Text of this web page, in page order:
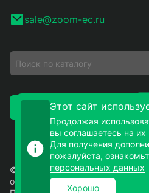
sale@zoom-ec.ru
Заказать звонок
© 2026. ЗУМ-СМД – продажа
оптом и в розницу. Все права
Этот сайт
Продолжая
вы соглашаетесь на их
Для получения
пожалуйста,
персональных данных
Хорошо